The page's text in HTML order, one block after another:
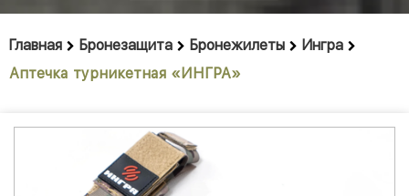
Главная Бронезащита Бронежилеты
Ингра
Аптечка турникетная «ИНГРА»